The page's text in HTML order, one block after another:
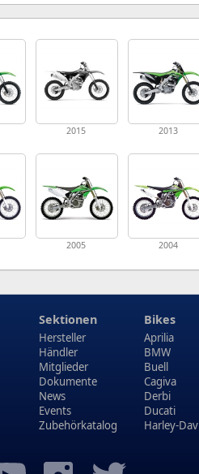
2015 2013
2005 2004
Sektionen
Hersteller
Händler
Mitglieder
Dokumente
News
Events
Zubehörkatalog
Bikes
Aprilia
BMW
Buell
Cagiva
Derbi
Ducati
Harley-